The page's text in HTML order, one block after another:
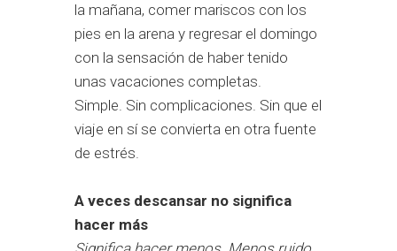
la mañana, comer mariscos con los
pies en la arena y regresar el domingo
con la sensación de haber tenido
unas vacaciones completas.
Simple. Sin complicaciones. Sin que el
viaje en sí se convierta en otra fuente
de estrés.
A veces descansar no significa
hacer más